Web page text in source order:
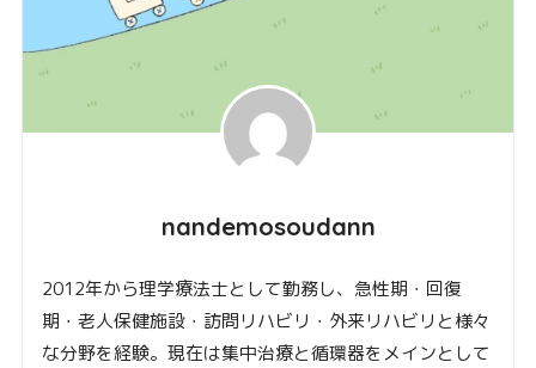
nandemosoudann
2012年から理学療法士として勤務し、急性期・回復
期・老人保健施設・訪問リハビリ・外来リハビリと様々
な分野を経験。現在は集中治療と循環器をメインとして